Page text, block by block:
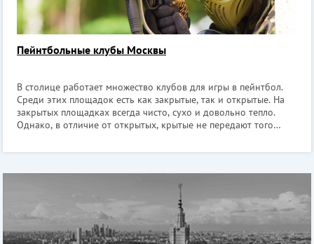
Пейнтбольные клубы Москвы
В столице работает множество клубов для игры в пейнтбол.
Среди этих площадок есть как закрытые, так и открытые. На
закрытых площадках всегда чисто, сухо и довольно тепло.
Однако, в отличие от открытых, крытые не передают того
Площадки открытого типа,